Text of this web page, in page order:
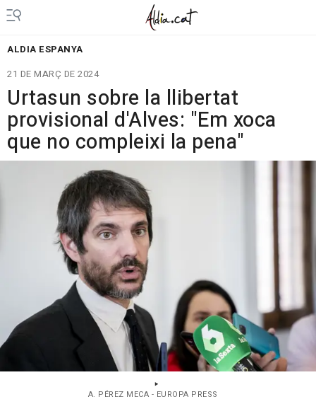
ALDIA ESPANYA
21 DE MARÇ DE 2024
Urtasun sobre la llibertat
provisional d'Alves: "Em xoca
que no compleixi la pena"
A. PÉREZ MECA - EUROPA PRESS